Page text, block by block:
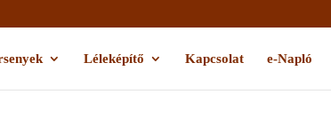
Léleképítő Kapcsolat e-Napló